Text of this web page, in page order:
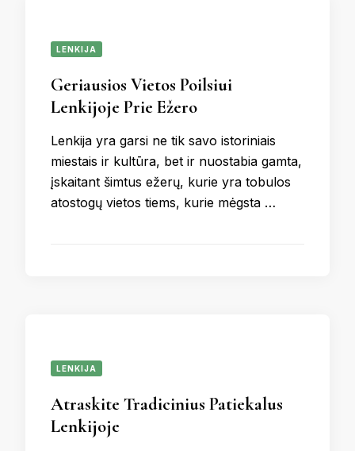
LENKIJA
Geriausios Vietos Poilsiui
Lenkijoje Prie Ežero
Lenkija yra garsi ne tik savo istoriniais
miestais ir kultūra, bet ir nuostabia gamta,
įskaitant šimtus ežerų, kurie yra tobulos
atostogų vietos tiems, kurie mėgsta …
LENKIJA
Atraskite Tradicinius Patiekalus
Lenkijoje